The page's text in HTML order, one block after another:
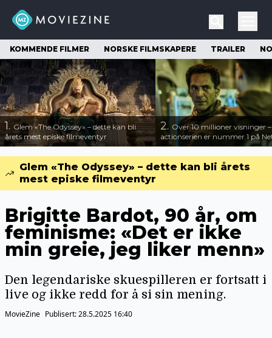
KOMMENDE FILMER NORSKE FILMSKAPERE TRAILER
1. Glem «The Odyssey» – dette kan bli
årets mest episke filmeventyr
2. Over 10 millioner visninger
actionserien er nummer 1 på
Glem «The Odyssey» – dette kan bli årets
mest episke filmeventyr
Brigitte Bardot, 90 år, om
feminisme: «Det er ikke
min greie, jeg liker menn»
Den legendariske skuespilleren er fortsatt i
live og ikke redd for å si sin mening.
MovieZine Publisert:28.5.2025 16:40